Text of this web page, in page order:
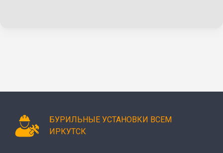
БУРИЛЬНЫЕ УСТАНОВКИ ВСЕМ
ИРКУТСК